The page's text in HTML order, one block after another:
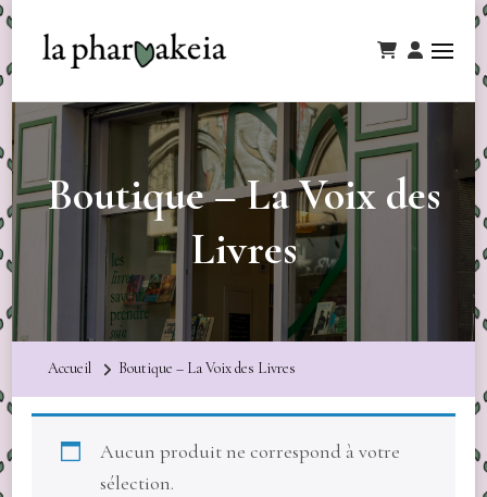
Boutique – La Voix des
Livres
Accueil Boutique – La Voix des Livres
Aucun produit ne correspond à votre
sélection.